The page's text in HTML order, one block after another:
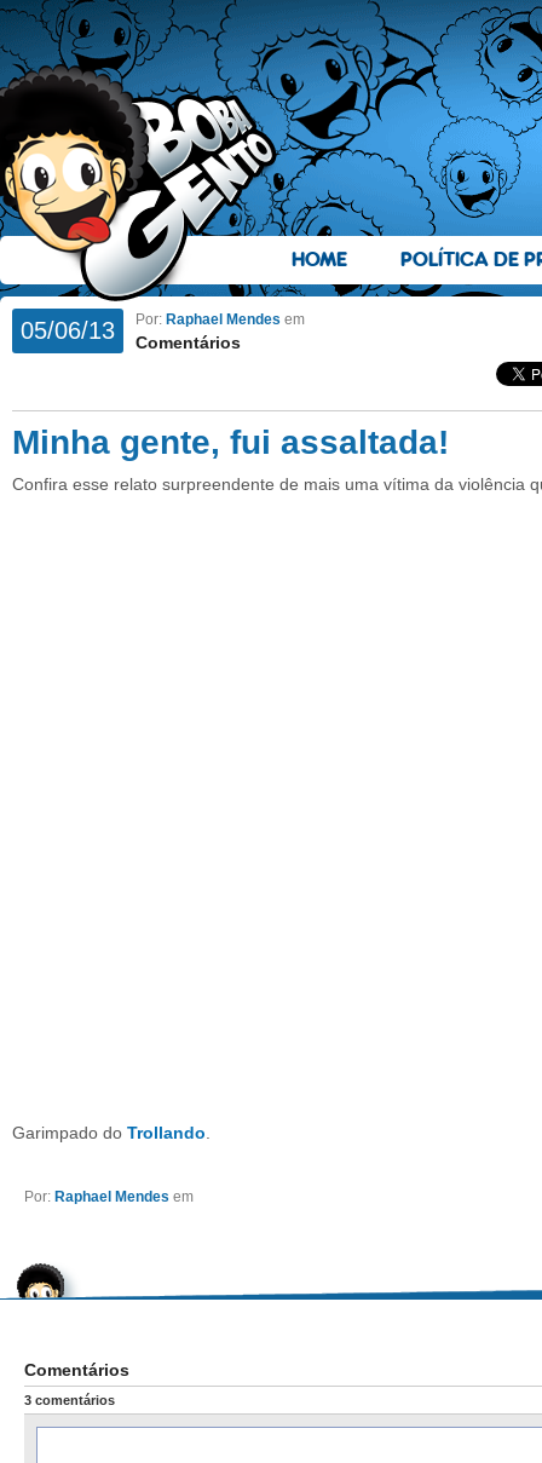
HOME POLÍTICA DE
05/06/13 Por: Raphael Mendes em
Comentários
Minha gente, fui assaltada!
Confira esse relato surpreendente de mais uma vítima da violência
Garimpado do Trollando
Por: Raphael Mendes em
Comentários
3 comentários